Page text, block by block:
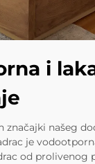
i
značajki našeg
je
od prolivenog